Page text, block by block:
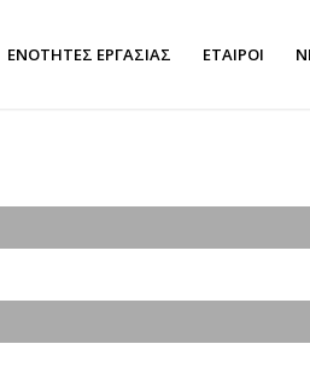
ΕΝΟΤΗΤΕΣ ΕΡΓΑΣΙΑΣ ΕΤΑΙΡΟΙ